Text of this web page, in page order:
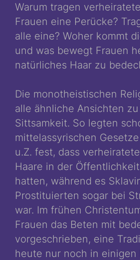
Warum tragen
Frauen eine Perücke?
alle eine? Woher kommt
und was bewegt Frauen
natürliches Haar zu
Die monotheistischen
alle ähnliche Ansichten
Sittsamkeit. So legten
mittelassyrischen
u.Z. fest, dass
Haare in der
hatten, während es
Prostituierten sogar bei
war. Im frühen
Frauen das Beten mit
vorgeschrieben, eine
heute nur noch in einigen